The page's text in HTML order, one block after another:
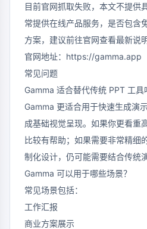
目前官网抓取失败，本文不提供
常提供在线产品服务，是否包含
方案，建议前往官网查看最新说明
官网地址：https://gamma.app
常见问题
Gamma 适合替代传统 PPT 工具
Gamma 更适合用于快速生成演
成基础视觉呈现。如果你更看重
比较有帮助；如果需要非常精细
制化设计，仍可能需要结合传统
Gamma 可以用于哪些场景？
常见场景包括：
工作汇报
商业方案展示